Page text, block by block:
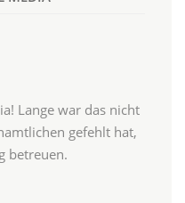
Lange war das nicht
gefehlt hat,
betreuen.